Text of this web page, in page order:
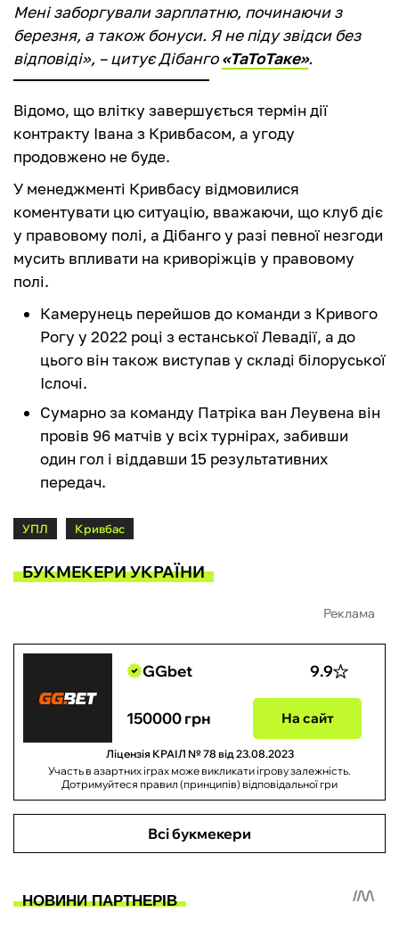
Мені заборгували зарплатню, починаючи з
березня, а також бонуси. Я не піду звідси без
відповіді», – цитує Дібанго«ТаТоТаке».
Відомо, що влітку завершується термін дії
контракту Івана з Кривбасом, а угоду
продовжено не буде.
У менеджменті Кривбасу відмовилися
коментувати цю ситуацію, вважаючи, що клуб діє
у правовому полі, а Дібанго у разі певної незгоди
мусить впливати на криворіжців у правовому
полі.
Камерунець перейшов до команди з Кривого
Рогу у 2022 році з естанської Левадії, а до
цього він також виступав у складі білоруської
Іслочі.
Сумарно за команду Патріка ван Леувена він
провів 96 матчів у всіх турнірах, забивши
один гол і віддавши 15 результативних
передач.
УПЛ Кривбас
БУКМЕКЕРИ УКРАЇНИ
Реклама
GGbet 9.9
150000 грн На сайт
Ліцензія КРАІЛ № 78 від 23.08.2023
Участь в азартних іграх може викликати ігрову залежність.
Дотримуйтеся правил (принципів) відповідальної гри
Всі букмекери